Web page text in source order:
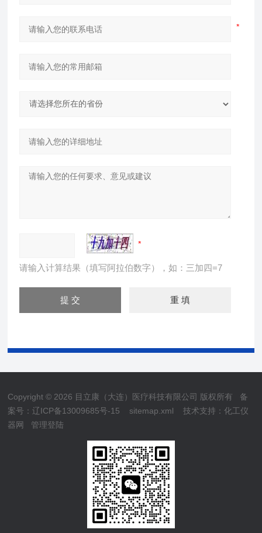
请输入计算结果（填写阿拉伯数字），如：三加四=7
Copyright © 2026 目立康（大连）医疗科技有限公司 版权所有 备
案号：辽ICP备13009685号-15
sitemap.xml 技术支持：化工仪
器网
管理登陆